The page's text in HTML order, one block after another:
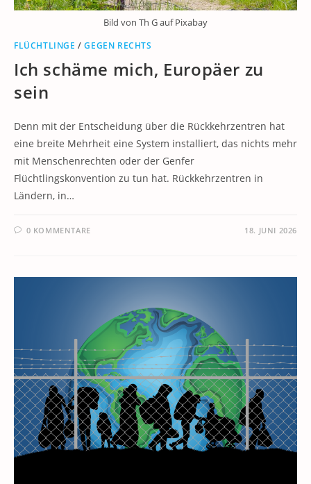
Bild von Th G auf Pixabay
FLÜCHTLINGE /GEGEN RECHTS
Ich schäme mich, Europäer zu
sein
Denn mit der Entscheidung über die Rückkehrzentren hat
eine breite Mehrheit eine System installiert, das nichts mehr
mit Menschenrechten oder der Genfer
Flüchtlingskonvention zu tun hat. Rückkehrzentren in
Ländern, in…
0 KOMMENTARE 18. JUNI 2026